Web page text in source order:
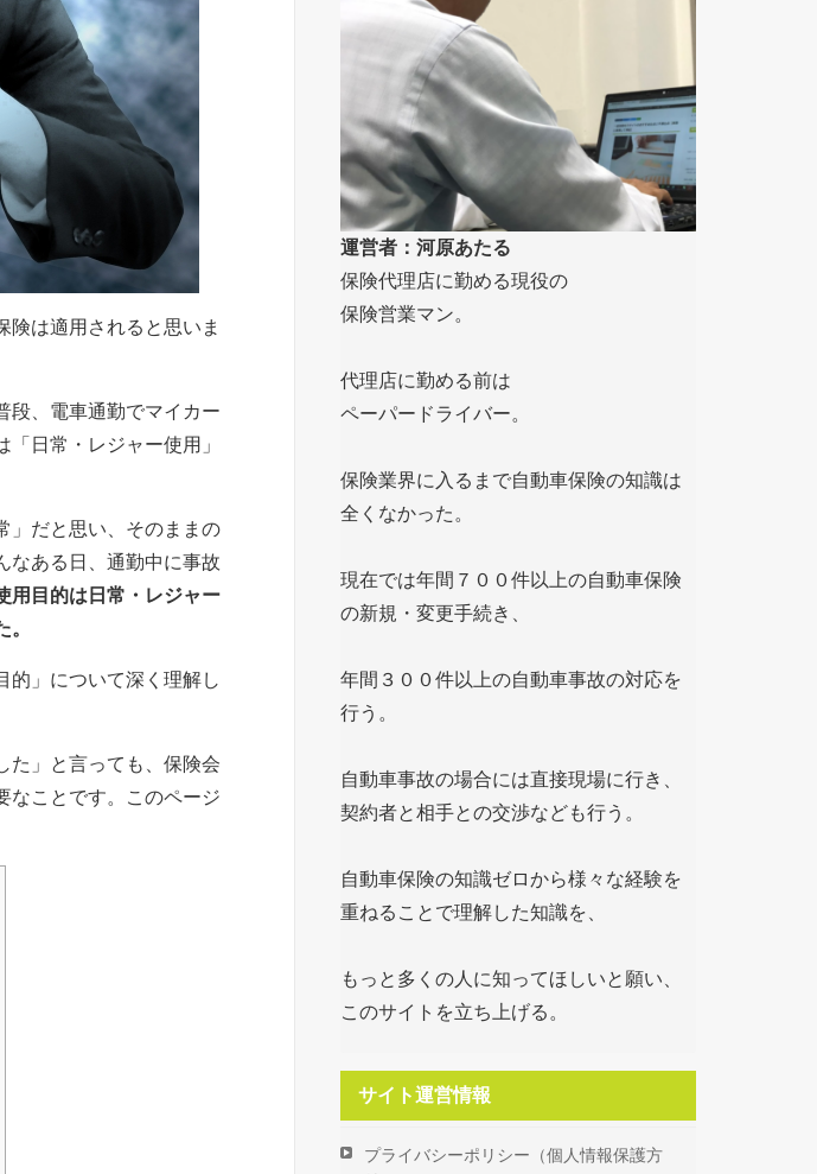
険は適用されると思いま
段、電車通勤でマイカー
日常・レジャー使用」
」だと思い、そのままの
なある日、通勤中に事故
用目的は日常・レジャー
的」について深く理解し
た」と言っても、保険会
なことです。このページ
運営者：河原あたる
保険代理店に勤める現役の
保険営業マン。
代理店に勤める前は
ペーパードライバー。
保険業界に入るまで自動車保険の知識は
全くなかった。
現在では年間７００件以上の自動車保険
の新規・変更手続き、
年間３００件以上の自動車事故の対応を
行う。
自動車事故の場合には直接現場に行き、
契約者と相手との交渉なども行う。
自動車保険の知識ゼロから様々な経験を
重ねることで理解した知識を、
もっと多くの人に知ってほしいと願い、
このサイトを立ち上げる。
サイト運営情報
プライバシーポリシー（個人情報保護方